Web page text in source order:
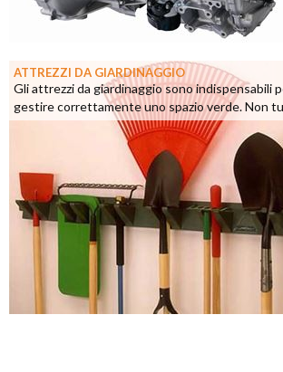
ATTREZZI DA GIARDINAGGIO
Gli attrezzi da giardinaggio sono indispensabili
gestire correttamente uno spazio verde. Non